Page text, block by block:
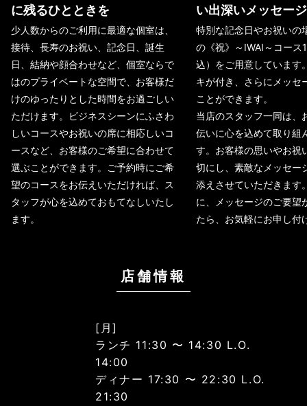
に残るひとときを
少人数からのご利用に最適な個室は、
接待、長寿のお祝い、記念日、誕生
日、結納や顔合わせなど、個室ならで
はのプライベートな空間で、お客様だ
けのゆったりとした時間をお過ごしい
ただけます。ビジネスシーンにふさわ
しいコースやお祝いの席に相応しいコ
ースなど、お客様のご希望に合わせて
選ぶことができます。ご予約時にご希
望のコースをお伝えいただければ、ス
タッフが心を込めておもてなしいたし
ます。
い出深いメッセー
特別な記念日やお祝いの
の《祝》～IWAI～コース
込）をご用意しています
キが付き、さらにメッセ
ことができます。
当店のスタッフ一同は、
伝いに心を込めて取り組
す。お客様の思いやお祝
切にし、素敵なメッセー
添えさせていただきます
に、メッセージのご要望
たら、お気軽にお申し付
店舗情報
[月]
ランチ 11:30 〜 14:30 L.O.
14:00
ディナー 17:30 〜 22:30 L.O.
21:30